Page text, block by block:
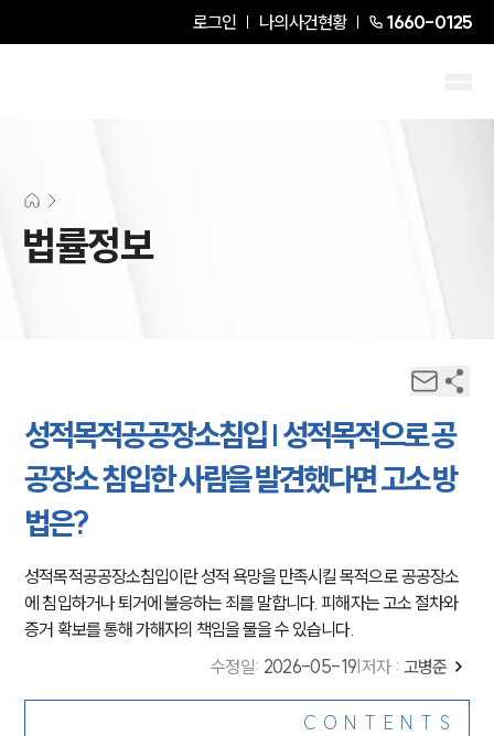
로그인 나의사건현황 1660-0125
법률정보
성적목적공공장소침입 | 성적목적으로 공
공장소 침입한 사람을 발견했다면 고소 방
법은?
성적목적공공장소침입이란 성적 욕망을 만족시킬 목적으로 공공장소
에 침입하거나 퇴거에 불응하는 죄를 말합니다. 피해자는 고소 절차와
증거 확보를 통해 가해자의 책임을 물을 수 있습니다.
수정일: 2026-05-19 저자 : 고병준
CONTENTS